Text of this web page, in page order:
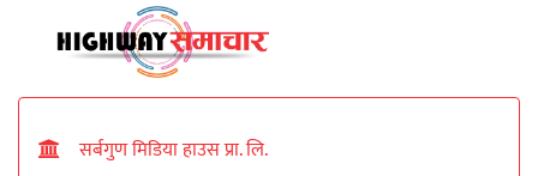
सर्बगुण मिडिया हाउस प्रा. लि.